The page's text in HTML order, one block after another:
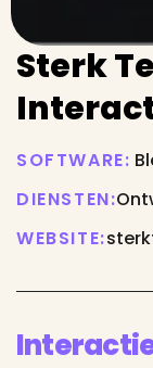
Sterk
SOFTWARE:
DIENSTEN:
WEBSITE: